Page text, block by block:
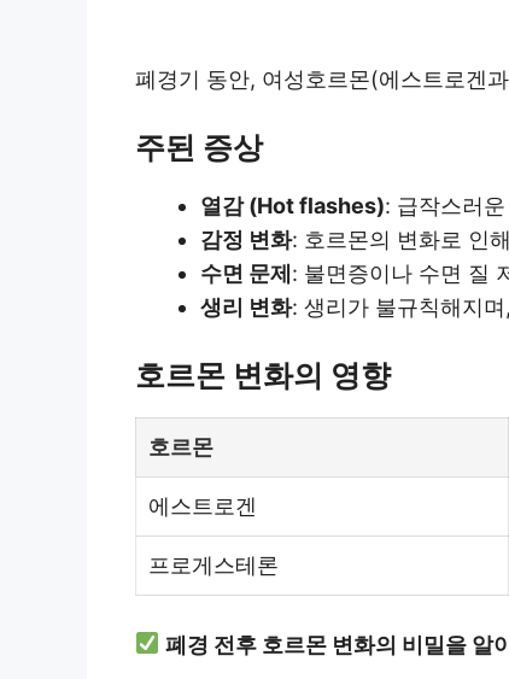
폐경기 동안, 여성호르몬(에스트로겐
주된 증상
열감 (Hot flashes): 급작스러
감정 변화: 호르몬의 변화로 인
수면 문제: 불면증이나 수면 질
생리 변화: 생리가 불규칙해지
호르몬 변화의 영향
호르몬
에스트로겐
프로게스테론
폐경 전후 호르몬 변화의 비밀을 알